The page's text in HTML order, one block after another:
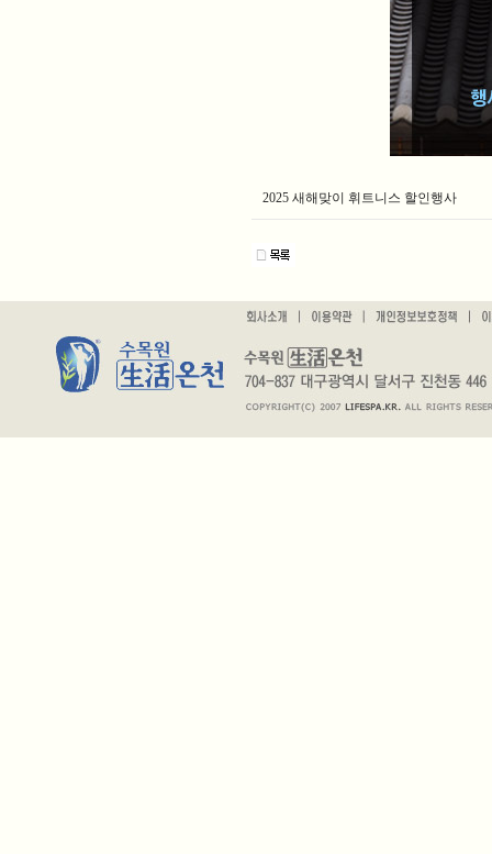
2025 새해맞이 휘트니스 할인행사